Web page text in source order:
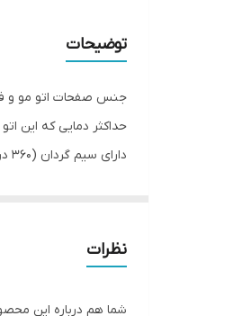
توضیحات
نظرات
شما هم درباره این